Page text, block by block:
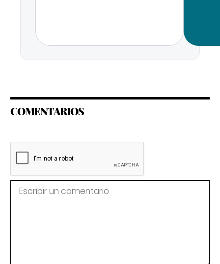
COMENTARIOS